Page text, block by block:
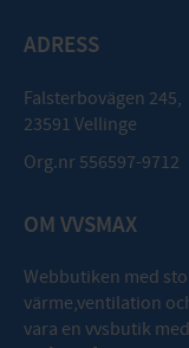
ADRESS
Falsterbovägen 245,
23591 Vellinge
Org.nr 556597-9712
OM VVSMAX
Webbutiken med
värme,ventilation
vara en vvsbutik